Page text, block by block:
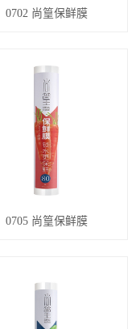
0702 尚篁保鲜膜
0705 尚篁保鲜膜